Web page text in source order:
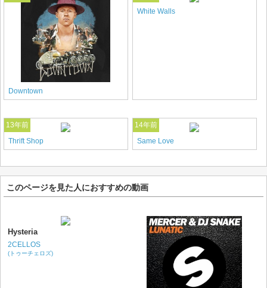
Downtown
White Walls
13年前
Thrift Shop
14年前
Same Love
このページを見た人におすすめの動画
Hysteria
2CELLOS
(トゥーチェロズ)